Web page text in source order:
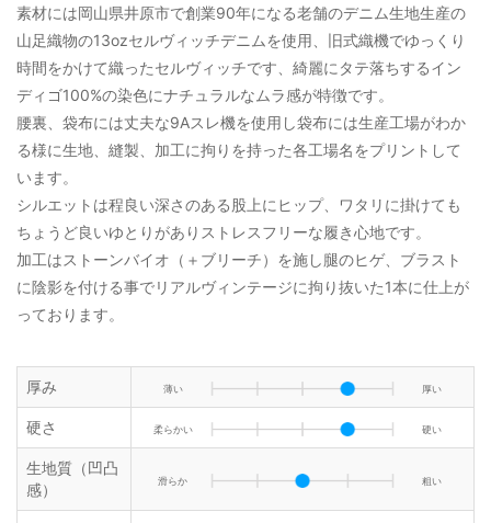
素材には岡山県井原市で創業90年になる老舗のデニム生地生産の
山足織物の13ozセルヴィッチデニムを使用、旧式織機でゆっくり
時間をかけて織ったセルヴィッチです、綺麗にタテ落ちするイン
ディゴ100%の染色にナチュラルなムラ感が特徴です。
腰裏、袋布には丈夫な9Aスレ機を使用し袋布には生産工場がわか
る様に生地、縫製、加工に拘りを持った各工場名をプリントして
います。
シルエットは程良い深さのある股上にヒップ、ワタリに掛けても
ちょうど良いゆとりがありストレスフリーな履き心地です。
加工はストーンバイオ（＋ブリーチ）を施し腿のヒゲ、ブラスト
に陰影を付ける事でリアルヴィンテージに拘り抜いた1本に仕上が
っております。
厚み 薄い 厚い
硬さ 柔らかい 硬い
生地質（凹凸
感）
滑らか 粗い